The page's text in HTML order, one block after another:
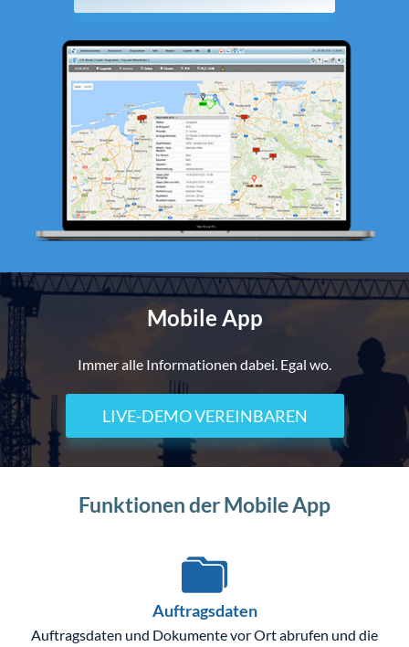
Mobile App
Immer alle Informationen dabei. Egal wo.
LIVE-DEMO VEREINBAREN
Funktionen der Mobile App
Auftragsdaten
Auftragsdaten und Dokumente vor Ort abrufen und die